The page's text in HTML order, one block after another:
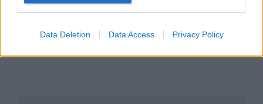
Data Deletion Data Access Privacy Policy